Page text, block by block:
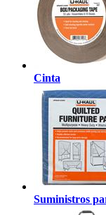
Cinta
Suministros